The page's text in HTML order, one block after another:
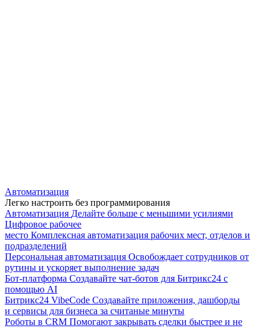
Автоматизация
Легко настроить без программирования
Автоматизация Делайте больше с меньшими усилиями
Цифровое рабочее
место Комплексная автоматизация рабочих мест, отделов и
подразделений
Персональная автоматизация Освобождает сотрудников от
рутины и ускоряет выполнение задач
Бот-платформа Создавайте чат-ботов для Битрикс24 с
помощью AI
Битрикс24 VibeCode Создавайте приложения, дашборды
и сервисы для бизнеса за считаные минуты
Роботы в CRM Помогают закрывать сделки быстрее и не